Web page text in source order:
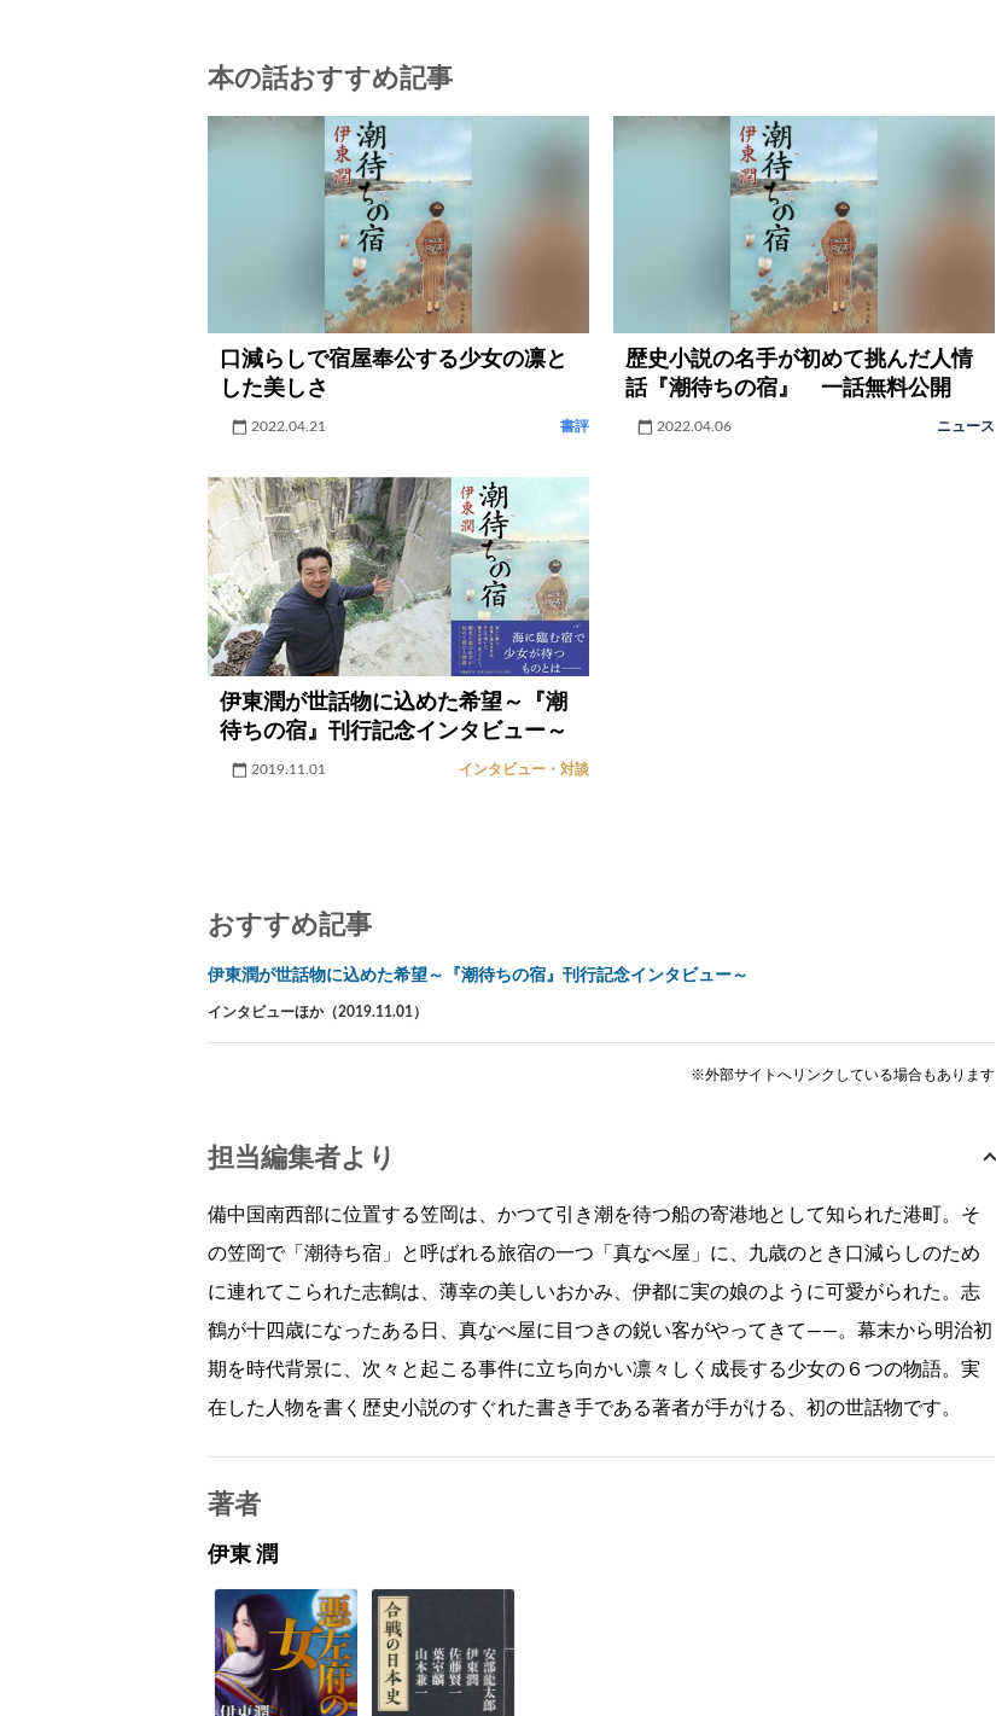
本の話おすすめ記事
口減らしで宿屋奉公する少女の凛と
した美しさ
2022.04.21 書評
歴史小説の名手が初めて挑んだ人情
話『潮待ちの宿』 一話無料公開
2022.04.06 ニュース
伊東潤が世話物に込めた希望～『潮
待ちの宿』刊行記念インタビュー～
2019.11.01 インタビュー・対談
おすすめ記事
伊東潤が世話物に込めた希望～『潮待ちの宿』刊行記念インタビュー～
インタビューほか（2019.11.01）
※外部サイトへリンクしている場合もあります
担当編集者より
備中国南西部に位置する笠岡は、かつて引き潮を待つ船の寄港地として知られた港町。そ
の笠岡で「潮待ち宿」と呼ばれる旅宿の一つ「真なべ屋」に、九歳のとき口減らしのため
に連れてこられた志鶴は、薄幸の美しいおかみ、伊都に実の娘のように可愛がられた。志
鶴が十四歳になったある日、真なべ屋に目つきの鋭い客がやってきて――。幕末から明治初
期を時代背景に、次々と起こる事件に立ち向かい凛々しく成長する少女の６つの物語。実
在した人物を書く歴史小説のすぐれた書き手である著者が手がける、初の世話物です。
著者
伊東 潤